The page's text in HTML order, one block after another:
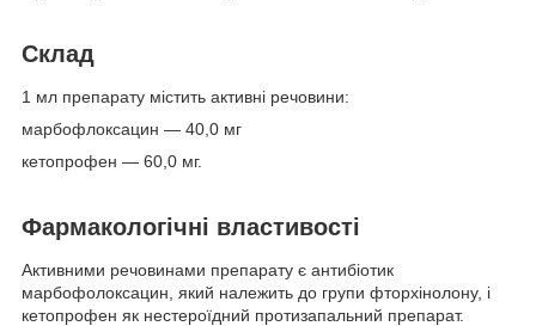
Склад
1 мл препарату містить активні речовини:
марбофлоксацин — 40,0 мг
кетопрофен — 60,0 мг.
Фармакологічні властивості
Активними речовинами препарату є антибіотик
марбофолоксацин, який належить до групи фторхінолону, і
кетопрофен як нестероїдний протизапальний препарат.